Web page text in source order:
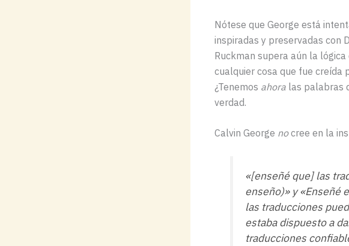
Nótese que George está
inspiradas y preservadas con
Ruckman supera aún la
cualquier cosa que fue creída
¿Tenemos ahora las palabras
verdad.
Calvin George nocree en la
«[enseñé que] las
enseño)» y «Enseñé
las traducciones
estaba dispuesto a
traducciones